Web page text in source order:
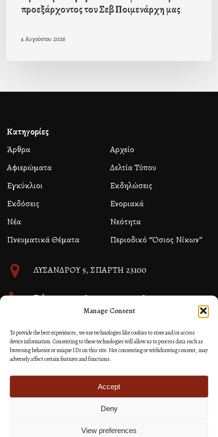
Manage Consent
To provide the best experiences, we use technologies like cookies to store and/or access
device information. Consenting to these technologies will allow us to process data such as
browsing behavior or unique IDs on this site. Not consenting or withdrawing consent, may
adversely affect certain features and functions.
Accept
Deny
View preferences
προεξάρχοντος του Σεβ Ποιμενάρχη μας
4 Αυγούστου 2026
Κατηγορίες
Άρθρα
Αρχείο
Αφιερώματα
Δελτία Τύπου
Εγκύκλιοι
Εκδηλώσεις
Εκδόσεις
Ενοριακά
Νέα
Νεότητα
Πνευματικά Θέματα
Περιοδικό “Όσιος Νίκων”
ΛΥΣΑΝΔΡΟΥ 5, ΣΠΑΡΤΗ 23100
Τηλ. 27310 26580 και 27310 26581
Κατασκευή Ιστοσελίδων Site as you GO: Falcon από
Hellenic Technologies